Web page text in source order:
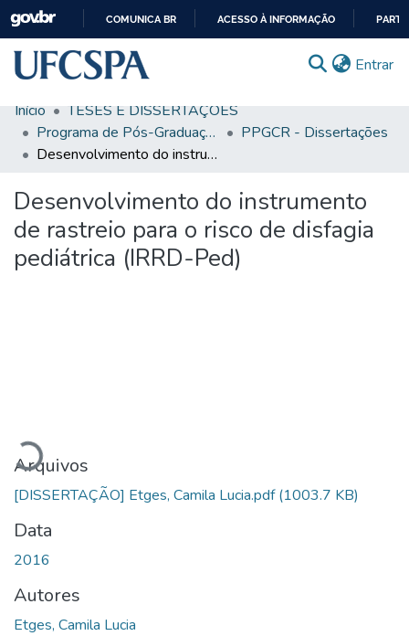
CONTEÚDO
COMUNICA BR ACESSO À INFORMAÇÃO
Entrar
Comunidades & Coleções
Busca Facetada
Estatísticas
Autoarquivamento
Sobre o RI-UFCSPA
Início
TESES E DISSERTAÇÕES
Programa de Pós-Graduação em Ciências da Reabilitação
PPGCR - Dissertações
Desenvolvimento do instrumento de rastreio para o risco de disfagia pediátrica (IRRD-Ped)
Desenvolvimento do instrumento
de rastreio para o risco de disfagia
pediátrica (IRRD-Ped)
Arquivos
[DISSERTAÇÃO] Etges, Camila Lucia.pdf(1003.7 KB)
Data
2016
Autores
Etges, Camila Lucia